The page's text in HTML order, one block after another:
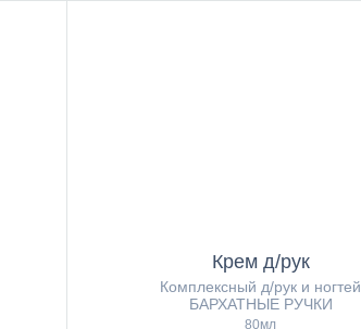
Крем д/рук
Комплексный д/рук и ногтей
БАРХАТНЫЕ РУЧКИ
80мл